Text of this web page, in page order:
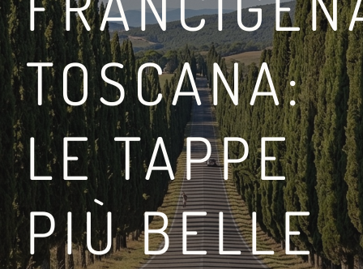
TRA LA VIA
LEGGI DI PIÙ
TOSCANA:
LE TAPPE
PIÙ BELLE